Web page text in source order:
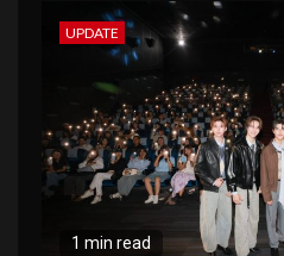
UPDATE
1 min read